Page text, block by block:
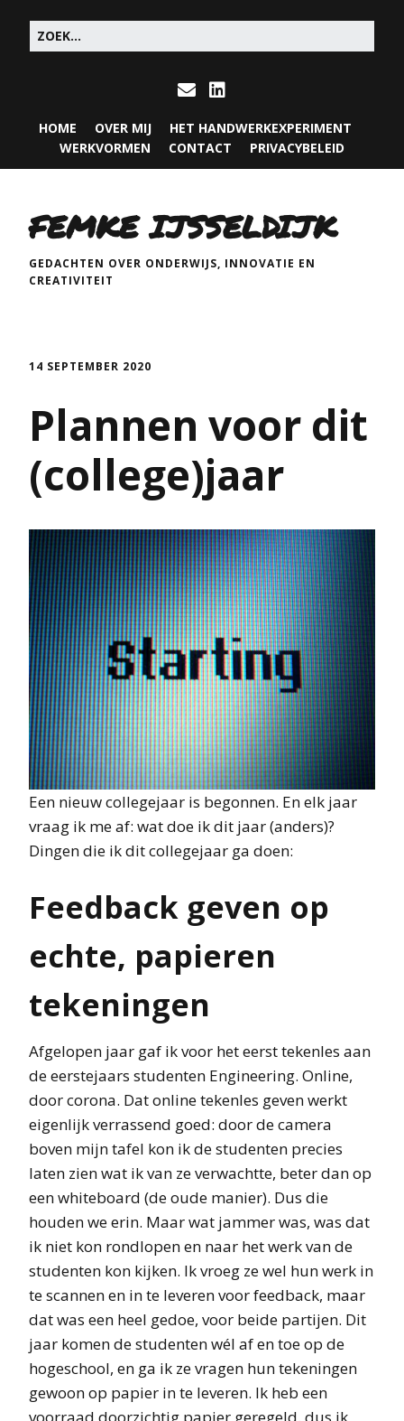
HOME OVER MIJ
HET HANDWERKEXPERIMENT
WERKVORMEN
CONTACT PRIVACYBELEID
FEMKE IJSSELDIJK
GEDACHTEN OVER ONDERWIJS, INNOVATIE EN
CREATIVITEIT
14 SEPTEMBER 2020
Plannen voor dit
(college)jaar
Een nieuw collegejaar is begonnen. En elk jaar
vraag ik me af: wat doe ik dit jaar (anders)?
Dingen die ik dit collegejaar ga doen:
Feedback geven op
echte, papieren
tekeningen
Afgelopen jaar gaf ik voor het eerst tekenles aan
de eerstejaars studenten Engineering. Online,
door corona. Dat online tekenles geven werkt
eigenlijk verrassend goed: door de camera
boven mijn tafel kon ik de studenten precies
laten zien wat ik van ze verwachtte, beter dan op
een whiteboard (de oude manier). Dus die
houden we erin. Maar wat jammer was, was dat
ik niet kon rondlopen en naar het werk van de
studenten kon kijken. Ik vroeg ze wel hun werk in
te scannen en in te leveren voor feedback, maar
dat was een heel gedoe, voor beide partijen. Dit
jaar komen de studenten wél af en toe op de
hogeschool, en ga ik ze vragen hun tekeningen
gewoon op papier in te leveren. Ik heb een
voorraad doorzichtig papier geregeld, dus ik